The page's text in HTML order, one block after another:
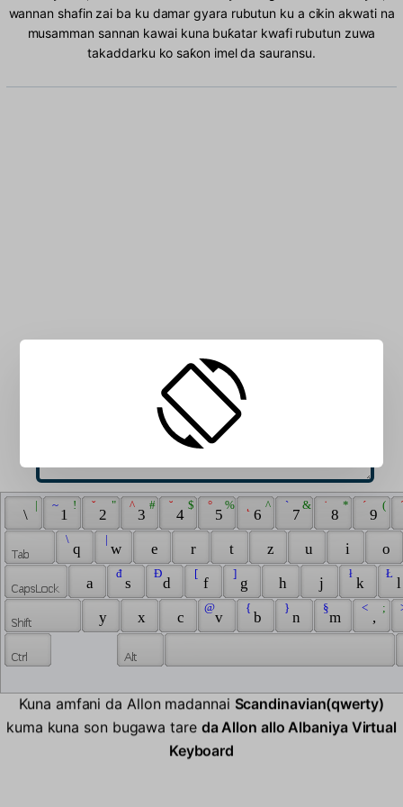
wannan shafin zai ba ku damar gyara rubutun ku a cikin akwati na
musamman sannan kawai kuna buƙatar kwafi rubutun zuwa
takaddarku ko saƙon imel da sauransu.
Rubuta haruffa Albaniya a cikin akwatin:
\
|
1
!
~
2
"
ˇ
3
#
^
4
$
˘
5
%
°
6
^
7
&
`
8
*
˙
9
(
´
q
\
w
|
e r t z u i
o
a
s
đ
d
Đ
f
[
g
]
h j k
ł Ł
y x c v
@
b
{
n
}
m
§
,
;
<
Kuna amfani da Allon madannai Scandinavian(qwerty)
kuma kuna son bugawa tare da Allon allo Albaniya Virtual
Keyboard